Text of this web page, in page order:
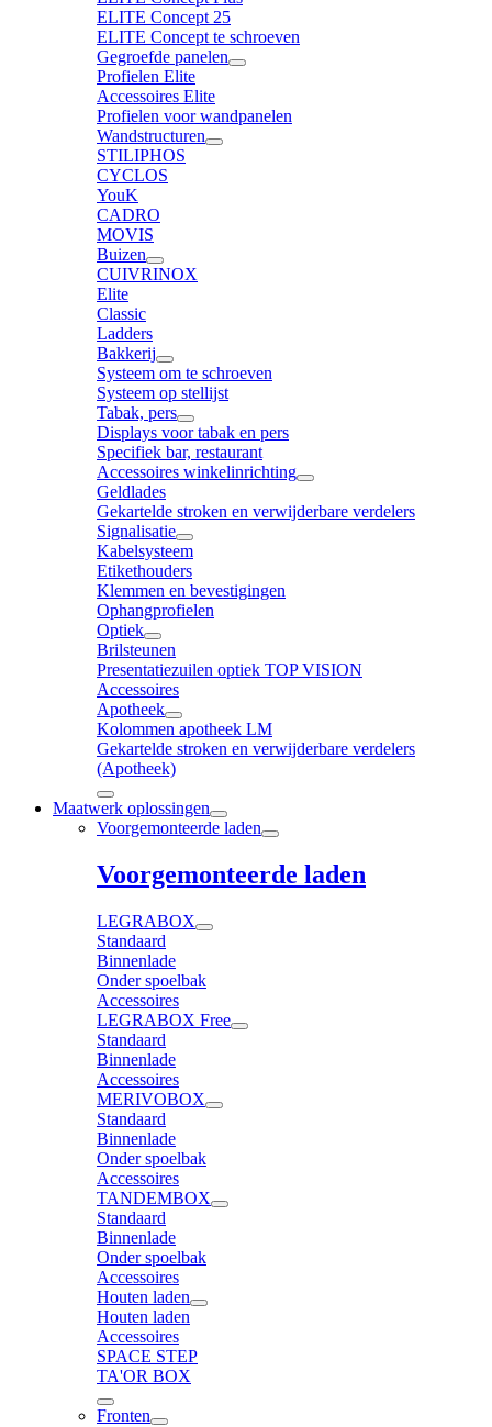
ELITE Concept 25
ELITE Concept te schroeven
Gegroefde panelen
Profielen Elite
Accessoires Elite
Profielen voor wandpanelen
Wandstructuren
STILIPHOS
CYCLOS
YouK
CADRO
MOVIS
Buizen
CUIVRINOX
Elite
Classic
Ladders
Bakkerij
Systeem om te schroeven
Systeem op stellijst
Tabak, pers
Displays voor tabak en pers
Specifiek bar, restaurant
Accessoires winkelinrichting
Geldlades
Gekartelde stroken en verwijderbare verdelers
Signalisatie
Kabelsysteem
Etikethouders
Klemmen en bevestigingen
Ophangprofielen
Optiek
Brilsteunen
Presentatiezuilen optiek TOP VISION
Accessoires
Apotheek
Kolommen apotheek LM
Gekartelde stroken en verwijderbare verdelers
(Apotheek)
Maatwerk oplossingen
Voorgemonteerde laden
Voorgemonteerde laden
LEGRABOX
Standaard
Binnenlade
Onder spoelbak
Accessoires
LEGRABOX Free
Standaard
Binnenlade
Accessoires
MERIVOBOX
Standaard
Binnenlade
Onder spoelbak
Accessoires
TANDEMBOX
Standaard
Binnenlade
Onder spoelbak
Accessoires
Houten laden
Houten laden
Accessoires
SPACE STEP
TA'OR BOX
Fronten